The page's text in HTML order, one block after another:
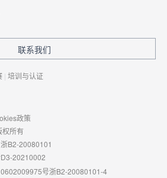
联系我们
| 培训与认证
政策
所有
浙B2-20080101
20210002
号浙B2-20080101-4